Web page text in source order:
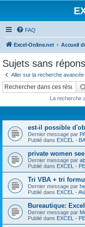
FAQ
Excel-Online.net Accueil
Sujets sans
Aller sur la recherche avancée
La recherche
est-il possible
Dernier message par
Publié dans EXCEL -
private women
Dernier message par
Publié dans EXCEL -
Tri VBA + tri
Dernier message par
Publié dans EXCEL -
Bureautique:
Dernier message par
Publié dans EXCEL -